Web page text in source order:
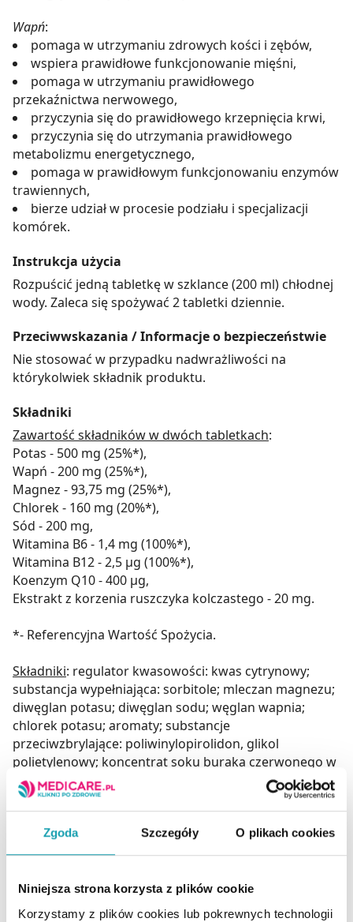
Zgoda Szczegóły O plikach cookies
Niniejsza strona korzysta z plików cookie
Korzystamy z plików cookies lub pokrewnych technologii
Wapń:
pomaga w utrzymaniu zdrowych kości i zębów,
wspiera prawidłowe funkcjonowanie mięśni,
pomaga w utrzymaniu prawidłowego
przekaźnictwa nerwowego,
przyczynia się do prawidłowego krzepnięcia krwi,
przyczynia się do utrzymania prawidłowego
metabolizmu energetycznego,
pomaga w prawidłowym funkcjonowaniu enzymów
trawiennych,
bierze udział w procesie podziału i specjalizacji
komórek.
Instrukcja użycia
Rozpuścić jedną tabletkę w szklance (200 ml) chłodnej
wody. Zaleca się spożywać 2 tabletki dziennie.
Przeciwwskazania / Informacje o bezpieczeństwie
Nie stosować w przypadku nadwrażliwości na
którykolwiek składnik produktu.
Składniki
Zawartość składników w dwóch tabletkach:
Potas - 500 mg (25%*),
Wapń - 200 mg (25%*),
Magnez - 93,75 mg (25%*),
Chlorek - 160 mg (20%*),
Sód - 200 mg,
Witamina B6 - 1,4 mg (100%*),
Witamina B12 - 2,5 µg (100%*),
Koenzym Q10 - 400 µg,
Ekstrakt z korzenia ruszczyka kolczastego - 20 mg.
*- Referencyjna Wartość Spożycia.
Składniki: regulator kwasowości: kwas cytrynowy;
substancja wypełniająca: sorbitole; mleczan magnezu;
diwęglan potasu; diwęglan sodu; węglan wapnia;
chlorek potasu; aromaty; substancje
przeciwzbrylające: poliwinylopirolidon, glikol
polietylenowy; koncentrat soku buraka czerwonego w
proszku; barwniki: karoteny, antocyjany; substancje
słodzące: cyklaminiany, sacharyny; ekstrakt z korzenia
ruszczyka kolczastego (Ruscus aculeatus L.); sok
cytrynowy w proszku – 0,1%; cyjanokobalamina;
chlorowodorek pirydoksyny; koenzym Q10.
Warunki przechowywania
Przechowywać w temperaturze pokojowej w sposób